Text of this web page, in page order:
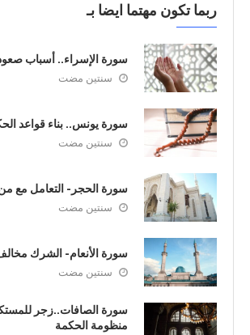
ربما تكون مهتما ايضا بـ
سورة الإسراء.. أسباب
سنتين مضت
سورة يونس.. بناء قواعد
سنتين مضت
سورة الحجر- التعامل مع
سنتين مضت
سورة الأنعام- الشرك
سنتين مضت
سورة الصافات..زجر
منظومة الحكمة